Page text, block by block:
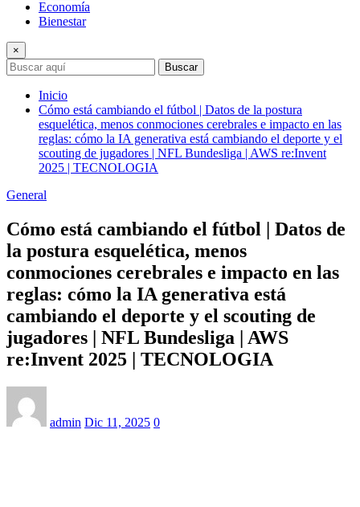
Economía
Bienestar
×
Buscar
Inicio
Cómo está cambiando el fútbol | Datos de la postura
esquelética, menos conmociones cerebrales e impacto en las
reglas: cómo la IA generativa está cambiando el deporte y el
scouting de jugadores | NFL Bundesliga | AWS re:Invent
2025 | TECNOLOGIA
General
Cómo está cambiando el fútbol | Datos de
la postura esquelética, menos
conmociones cerebrales e impacto en las
reglas: cómo la IA generativa está
cambiando el deporte y el scouting de
jugadores | NFL Bundesliga | AWS
re:Invent 2025 | TECNOLOGIA
admin Dic 11, 2025 0